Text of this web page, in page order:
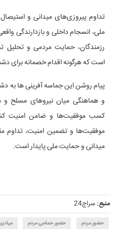
تداوم پیروزی‌های میدانی و
ملی، انسجام داخلی و بازدارندگی
رزمندگان، حمایت مردمی و تحلیل
است که هرگونه اقدام خصمانه برای
پیام روشن این جماسه آفرینی ها به
و هماهنگی میان نیروهای مسلح و
کسب موفقیت‌ها و ضامن امنیت
موفقیت‌ها و تضمین امنیت، تداوم
میدانی و حمایت ملی پایدار است.
منبع:سراج24
حضور مردم حضور حماسی مردم